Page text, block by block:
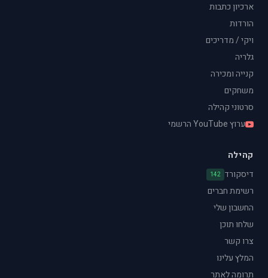
ארכיון כתבות
הורדות
ויקי / מדריכים
גלריה
קנייה ומכירה
משחקים
סרטוני קהילה
ערוץ YouTube הרשמי
קהילה
דיסקורד 142
רשימת חברים
החשבון שלי
שלחו תוכן
צרו קשר
המלץ עלינו
תרומה לאתר